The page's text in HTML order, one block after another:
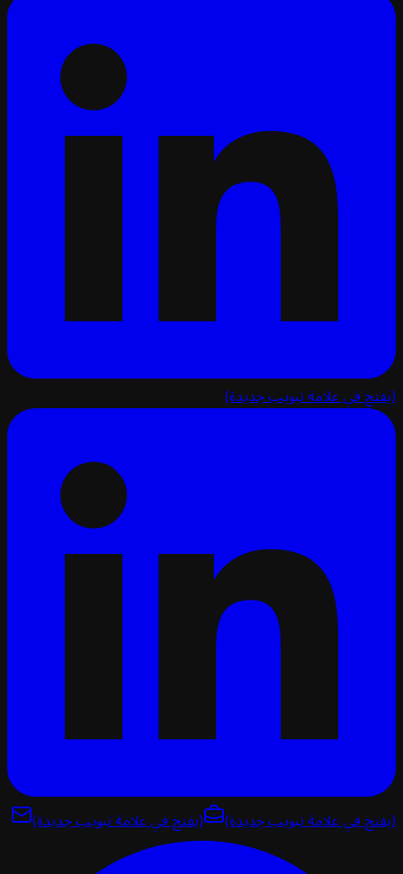
في علامة تبويب جديدة)
في علامة تبويب جديدة) (يفتح في علامة تبويب جديدة)